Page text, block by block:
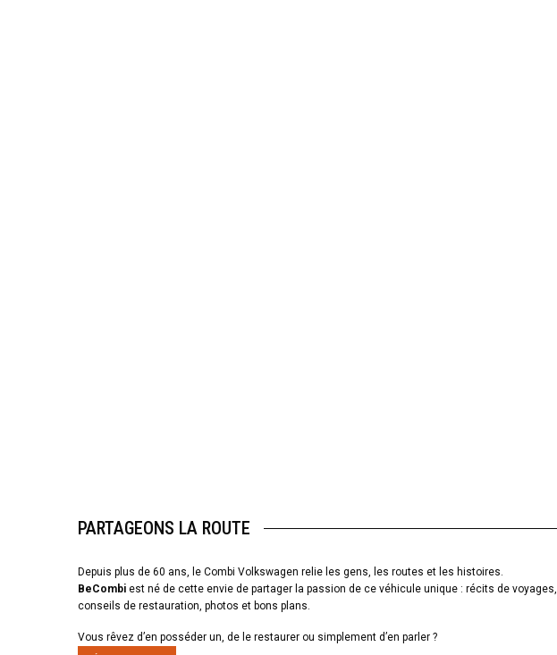
PARTAGEONS LA ROUTE
Depuis plus de 60 ans, le Combi Volkswagen relie les gens, les routes et les histoires.
BeCombi est né de cette envie de partager la passion de ce véhicule unique : récits de voyages,
conseils de restauration, photos et bons plans.
Vous rêvez d’en posséder un, de le restaurer ou simplement d’en parler ?